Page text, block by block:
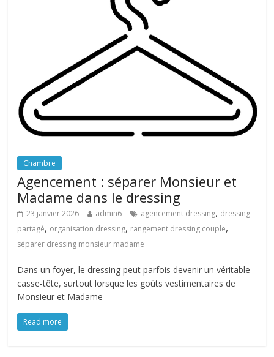
Chambre
Agencement : séparer Monsieur et
Madame dans le dressing
23 janvier 2026 admin6 agencement dressing, dressing
partagé, organisation dressing, rangement dressing couple,
séparer dressing monsieur madame
Dans un foyer, le dressing peut parfois devenir un véritable
casse-tête, surtout lorsque les goûts vestimentaires de
Monsieur et Madame
Read more